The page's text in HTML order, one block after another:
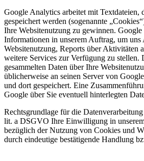
Google Analytics arbeitet mit Textdateien,
gespeichert werden (sogenannte
Ihre Websitenutzung zu gewinnen. Google
Informationen in unserem Auftrag, um uns
Websitenutzung, Reports über Aktivitäten
weitere Services zur Verfügung zu stellen.
gesammelten Daten über Ihre
üblicherweise an seinen Server von
und dort gespeichert. Eine
Google über Sie eventuell hinterlegten
Rechtsgrundlage für die
lit. a DSGVO Ihre Einwilligung in
bezüglich der Nutzung von Cookies und
durch eindeutige bestätigende Handlung